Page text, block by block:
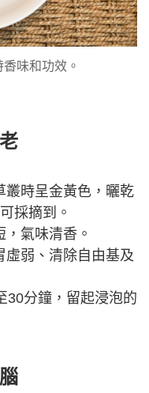
味和功效。
叢時呈金黃色，曬乾
採摘到。
氣味清香。
虛弱、清除自由基及
30分鐘，留起浸泡的